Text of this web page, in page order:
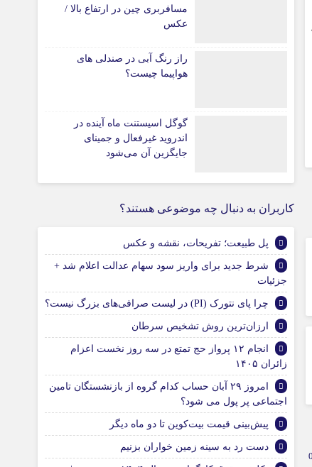
مسافربری چین در ارتفاع بالا /
عکس
راز رنگ آبی در صندلی های
هواپیما چیست؟
گوگل اسیستنت ماه آینده در
اندروید غیرفعال و جمینای
جایگزین آن می‌شود
کاربران به دنبال چه موضوعی هستند؟
پل طبیعت؛ تفریحات، نقشه و عکس
شرط جدید برای واریز سود سهام عدالت اعلام شد +
جزئیات
چرا پای نتورک (PI) در لیست صرافی‌های بزرگ نیست؟
ارزان‌ترین روش تشخیص سرطان
انجام ۱۲ پرواز حج تمتع در سه روز نخست اعزام
زائران ۱۴۰۵
امروز ۲۹ آبان حساب کدام گروه از بازنشستگان تامین
اجتماعی پر پول می شود؟
پیش‌بینی قیمت بیت‌کوین تا دو ماه دیگر
دست رد به سینه زمین خواران بزنیم